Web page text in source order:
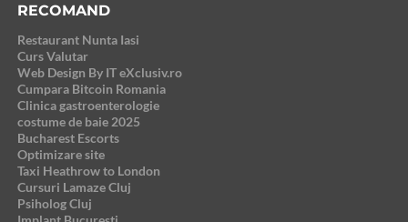
RECOMAND
Restaurant Nunta Iasi
Curs Valutar
Web Design By IT eXclusiv.ro
Cumpara Bitcoin Romania
Clinica gastroenterologie
costume de baie 2025
Bucharest Escorts
Optimizare site
Taxi Heathrow to London
Cursuri Lamaze Cluj
Psiholog Cluj